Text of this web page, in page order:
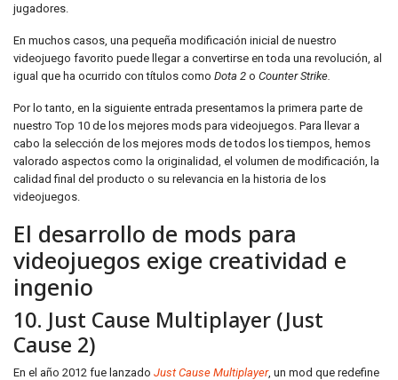
jugadores.
En muchos casos, una pequeña modificación inicial de nuestro
videojuego favorito puede llegar a convertirse en toda una revolución, al
igual que ha ocurrido con títulos como Dota 2 o Counter Strike.
Por lo tanto, en la siguiente entrada presentamos la primera parte de
nuestro Top 10 de los mejores mods para videojuegos. Para llevar a
cabo la selección de los mejores mods de todos los tiempos, hemos
valorado aspectos como la originalidad, el volumen de modificación, la
calidad final del producto o su relevancia en la historia de los
videojuegos.
El desarrollo de mods para
videojuegos exige creatividad e
ingenio
10. Just Cause Multiplayer (Just
Cause 2)
En el año 2012 fue lanzado Just Cause Multiplayer, un mod que redefine